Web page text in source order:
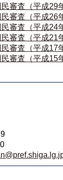
審査（平成29
審査（平成26
審査（平成24
審査（平成21
審査（平成17
審査（平成15